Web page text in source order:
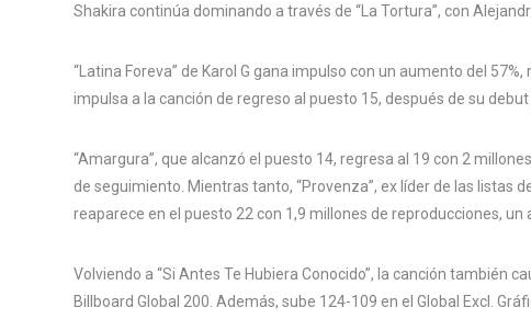
Shakira continúa dominando a través de “La Tortura”, con
“Latina Foreva” de Karol G gana impulso con un aumento del
impulsa a la canción de regreso al puesto 15, después de su
“Amargura”, que alcanzó el puesto 14, regresa al 19 con 2
de seguimiento. Mientras tanto, “Provenza”, ex líder de las listas
reaparece en el puesto 22 con 1,9 millones de reproducciones, un
Volviendo a “Si Antes Te Hubiera Conocido”, la canción también
Billboard Global 200. Además, sube 124-109 en el Global Excl.